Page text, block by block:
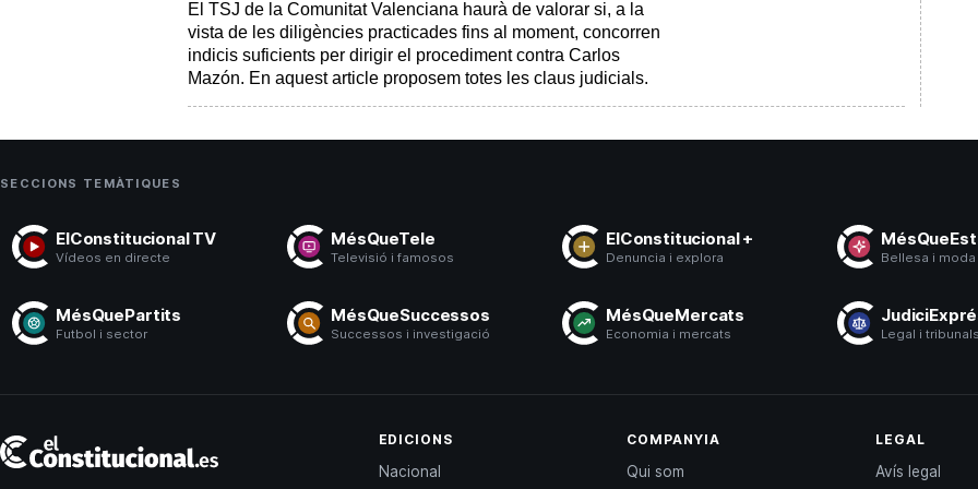
El TSJ de la Comunitat Valenciana haurà de valorar si, a la
vista de les diligències practicades fins al moment, concorren
indicis suficients per dirigir el procediment contra Carlos
Mazón. En aquest article proposem totes les claus judicials.
SECCIONS TEMÀTIQUES
ElConstitucional TV
Vídeos en directe
MésQueTele
Televisió i famosos
ElConstitucional +
Denuncia i explora Bellesa i moda
MésQuePartits
Futbol i sector
MésQueSuccessos
Successos i investigació
MésQueMercats
Economia i mercats Legal i tribunals
Constitucional
EDICIONS
Nacional
COMPANYIA
Qui som
LEGAL
Avís legal